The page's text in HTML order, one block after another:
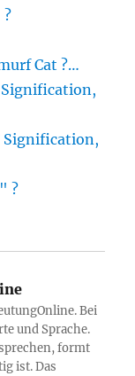
Cat ?…
?
Bei
und Sprache.
formt
ist. Das